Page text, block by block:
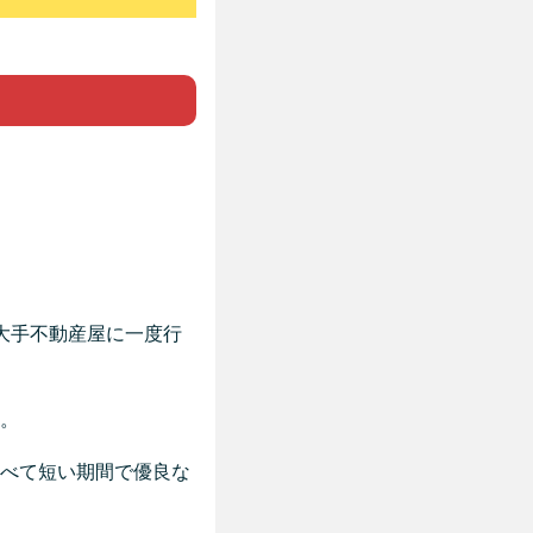
手不動産屋に一度行
て短い期間で優良な